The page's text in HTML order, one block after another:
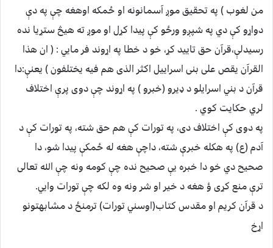
من لغوب ) په تحقیق موږ آسمانونه او ځمکه اوهغه چې په دې
دواړو کې دي په شپږو ورځو کې پیدا کړل او موږ ته هیڅ ستړیا نده
رسیدلې،قرآن حق تایید کړ، خو د خطا په اړوند فر مایي : ( ان هذا
القرآن یقص علی بنی اسراییل اکثر الذی هم فیه یختلفون ) یعنې:دا
قرآن د بني اسرایلو د ډیرو (خبرو ) په اړوند چې دوی پرې اختلاف
لري حکایت کوي .
په دوی کې اختلاف دی، په تورات کې هم حق شته، په تورات کې د
آدم (ع) په هکله خبرې شته، داچې هغه له ځمکې پیدا شو، دا
صحیح دي خو دا خبره یې صحیح نده چې کومه ونه چې الله تعالی
ترې منع کړی ؤ هغه د خیر او شر ونه وه لکه چې تورات وایي.
د قرآن کریم او مقدس کتاب(اوسني تورات) ترمنځ د مشابهتونو
اړخ